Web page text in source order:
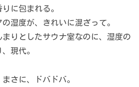
に包まれる。
湿度が、きれいに混ざって。
りとしたサウナ室なのに、湿度の
現代。
さに、ドバドバ。